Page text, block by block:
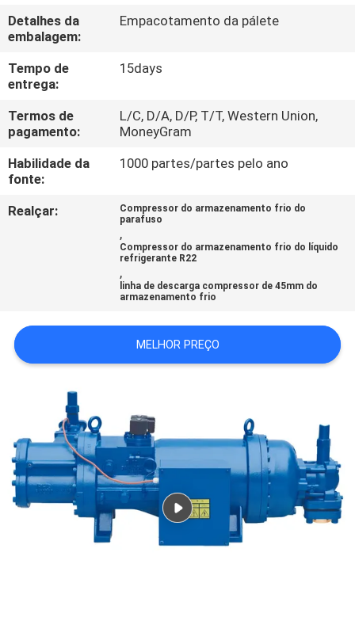
CONTROLE
DA
QUALIDADE
CONTACTE-
NOS
UMAS
DO
SITE
POLÍTICA
DE
PRIVACIDADE
Detalhes da
embalagem:
Empacotamento da pálete
Tempo de
entrega:
15days
Termos de
pagamento:
L/C, D/A, D/P, T/T, Western Union,
MoneyGram
Habilidade da
fonte:
1000 partes/partes pelo ano
Realçar:
Compressor do armazenamento frio do
parafuso
,
Compressor do armazenamento frio do líquido
refrigerante R22
,
linha de descarga compressor de 45mm do
armazenamento frio
MELHOR PREÇO